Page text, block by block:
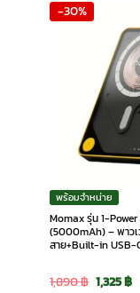
-30%
พร้อมจำหน่าย
Momax รุ่น 1-
(5000mAh) – พาว
สาย+Built-in USB-
1,890฿ Original
1,325฿